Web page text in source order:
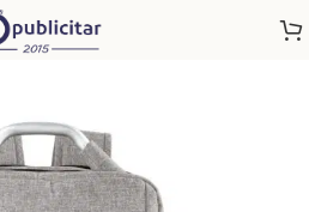
ROCHESTER 14 LTS